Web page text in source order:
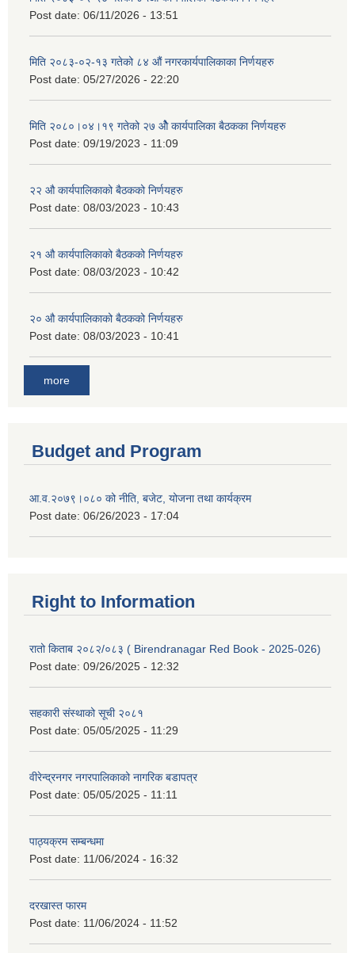
Post date: 06/11/2026 - 13:51
मिति २०८३-०२-१३ गतेको ८४ औं नगरकार्यपालिकाका निर्णयहरु
Post date: 05/27/2026 - 22:20
मिति २०८०।०४।१९ गतेको २७ ‌‍‌ओेै कार्यपालिका बैठकका निर्णयहरु
Post date: 09/19/2023 - 11:09
२‍२ औ कार्यपालिकाको बैठकको निर्णयहरु
Post date: 08/03/2023 - 10:43
२‍१ औ कार्यपालिकाको बैठकको निर्णयहरु
Post date: 08/03/2023 - 10:42
२‍० औ कार्यपालिकाको बैठकको निर्णयहरु
Post date: 08/03/2023 - 10:41
more
Budget and Program
आ.व.२०७९।०८० को नीति, बजेट, योजना तथा कार्यक्रम
Post date: 06/26/2023 - 17:04
Right to Information
रातो किताब २०८२/०८३ ( Birendranagar Red Book - 2025-026)
Post date: 09/26/2025 - 12:32
सहकारी संस्थाको सूची २०८१
Post date: 05/05/2025 - 11:29
वीरेन्द्रनगर नगरपालिकाको नागरिक बडापत्र
Post date: 05/05/2025 - 11:11
पाठ्यक्रम सम्बन्धमा
Post date: 11/06/2024 - 16:32
दरखास्त फारम
Post date: 11/06/2024 - 11:52